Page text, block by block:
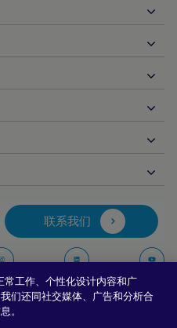
联系我们
Instagram
Linkedin
常工作、个性化设计内容和广
们还同社交媒体、广告和分析合
。